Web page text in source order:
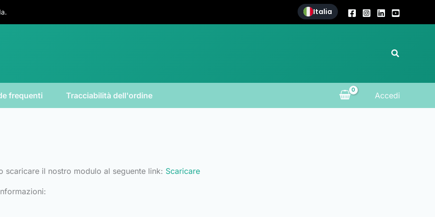
Italia
Cerca
frequenti Tracciabilità dell'ordine Accedi
scaricare il nostro modulo al seguente link: Scaricare